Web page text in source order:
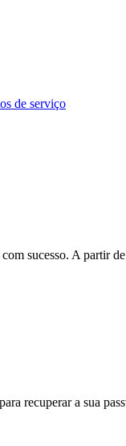
de serviço
sucesso. A partir
recuperar a sua